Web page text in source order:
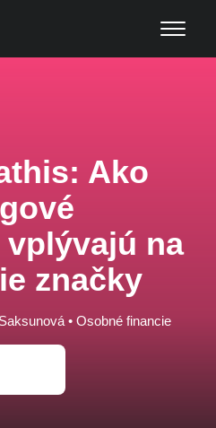
Ako
na
značky
• Osobné financie